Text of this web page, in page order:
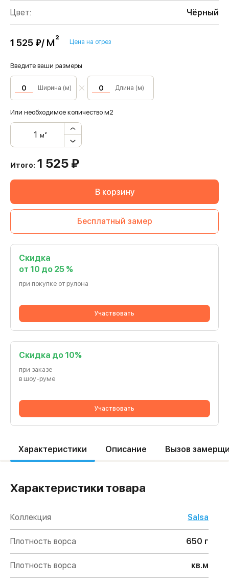
Цвет: Чёрный
1 525 ₽/ м² Цена на отрез
Введите ваши размеры
Ширина (м) Длина (м)
Или необходимое количество м2
м²
Итого: 1 525 ₽
В корзину
Бесплатный замер
Скидка
от 10 до 25 %
при покупке от рулона
Участвовать
Cкидка до 10%
при заказе
в шоу-руме
Участвовать
Характеристики Описание Вызов
Характеристики товара
Коллекция Salsa
Плотность ворса 650 г
Плотность ворса кв.м